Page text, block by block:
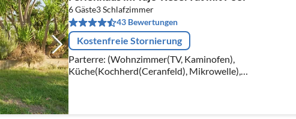
6 Gäste3Schlafzimmer
43 Bewertungen
Kostenfreie Stornierung
Parterre: (Wohnzimmer(TV, Kaminofen),
Küche(Kochherd(Ceranfeld), Mikrowelle),
Schlafzimmer(Etagenbett), Schlafzimmer(Doppelbett),
Schlafzimmer(Doppelbett)